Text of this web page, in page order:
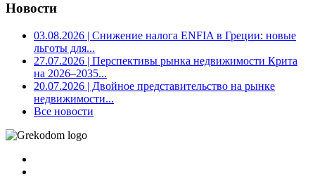
Новости
03.08.2026 | Снижение налога ENFIA в Греции: новые
льготы для...
27.07.2026 | Перспективы рынка недвижимости Крита
на 2026–2035...
20.07.2026 | Двойное представительство на рынке
недвижимости...
Все новости